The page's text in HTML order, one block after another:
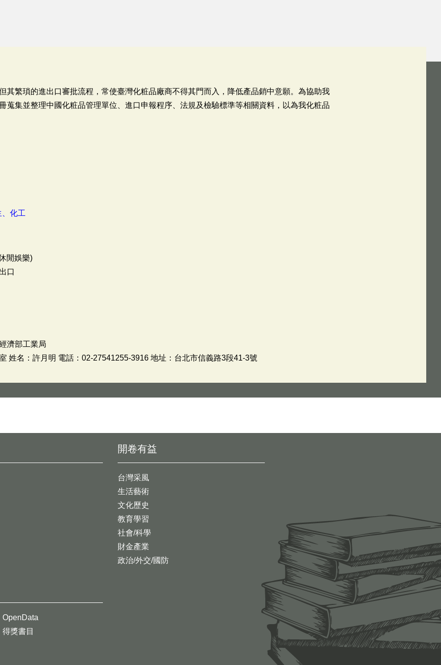
其繁瑣的進出口審批流程，常使臺灣化粧品廠商不得其門而入，降低產品銷中意願。為協助我
蒐集並整理中國化粧品管理單位、進口申報程序、法規及檢驗標準等相關資料，以為我化粧品
化工
閒娛樂)
口
濟部工業局
姓名：許月明 電話：02-27541255-3916 地址：台北市信義路3段41-3號
開卷有益
台灣采風
生活藝術
文化歷史
教育學習
社會/科學
財金產業
政治/外交/國防
OpenData
得獎書目